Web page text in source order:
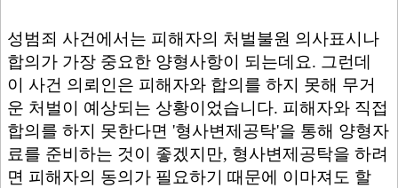
성범죄 사건에서는 피해자의 처벌불원 의사표시나
합의가 가장 중요한 양형사항이 되는데요. 그런데
이 사건 의뢰인은 피해자와 합의를 하지 못해 무거
운 처벌이 예상되는 상황이었습니다. 피해자와 직접
합의를 하지 못한다면 '형사변제공탁'을 통해 양형자
료를 준비하는 것이 좋겠지만, 형사변제공탁을 하려
면 피해자의 동의가 필요하기 때문에 이마져도 할